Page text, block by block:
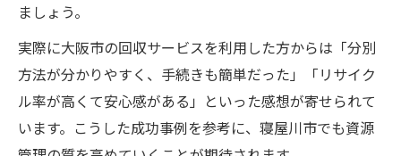
ましょう。
実際に大阪市の回収サービスを利用した方からは「分別
方法が分かりやすく、手続きも簡単だった」「リサイク
ル率が高くて安心感がある」といった感想が寄せられて
います。こうした成功事例を参考に、寝屋川市でも資源